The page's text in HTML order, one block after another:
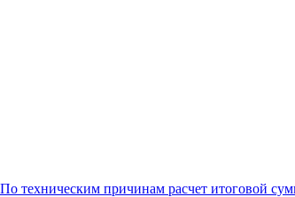
техническим причинам расчет итоговой